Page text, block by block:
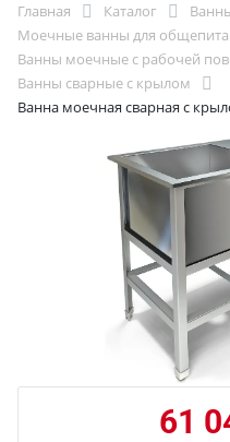
Главная Каталог
Моечные ванны для общепита
Ванны моечные с рабочей
Ванны сварные с крылом
Ванна моечная сварная с
61